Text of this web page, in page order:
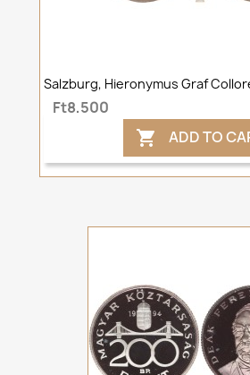
Salzburg, Hieronymus Graf
Ft8,500
 ADD TO